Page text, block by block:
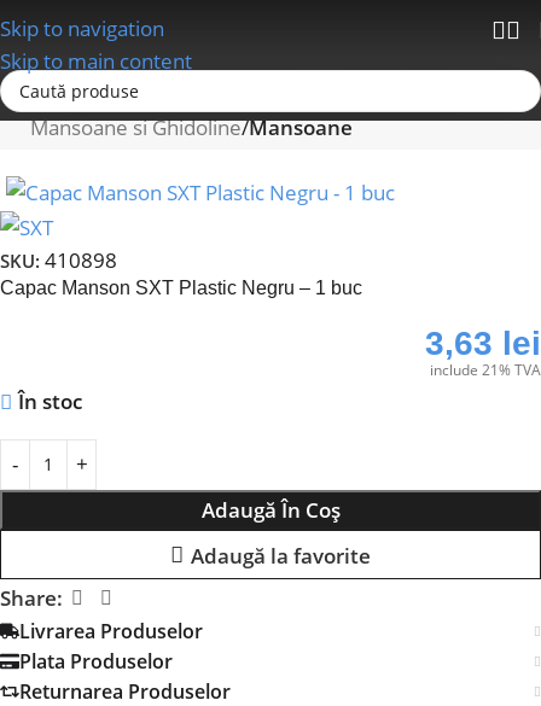
Skip to navigation
Skip to main content
Prima pagină
Mansoane si Ghidoline Mansoane
SKU: 410898
Capac Manson SXT Plastic Negru – 1 buc
3,63 lei
include 21% TVA
În stoc
Adaugă În Coș
Adaugă la favorite
Share:
Livrarea Produselor
Plata Produselor
Returnarea Produselor